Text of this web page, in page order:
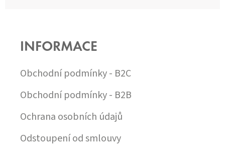
INFORMACE
Obchodní podmínky - B2C
Obchodní podmínky - B2B
Ochrana osobních údajů
Odstoupení od smlouvy